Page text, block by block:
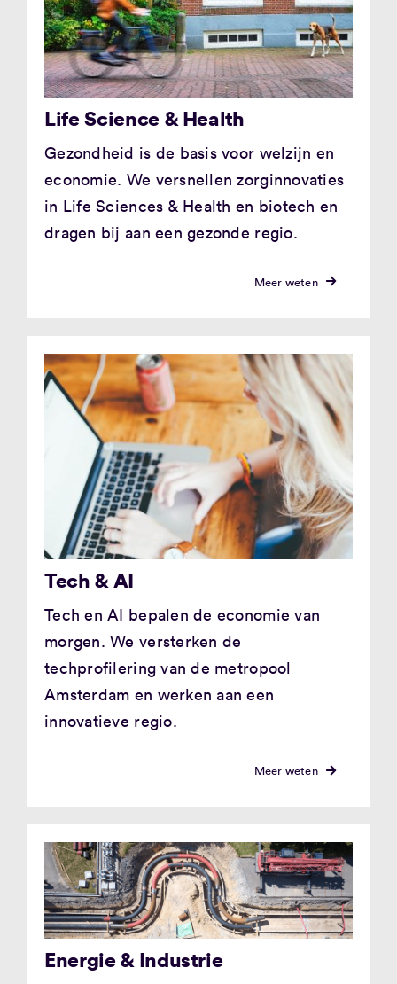
Life Science & Health
Gezondheid is de basis voor welzijn en
economie. We versnellen zorginnovaties
in Life Sciences & Health en biotech en
dragen bij aan een gezonde regio.
Meer weten
Tech & AI
Tech en AI bepalen de economie van
morgen. We versterken de
techprofilering van de metropool
Amsterdam en werken aan een
innovatieve regio.
Meer weten
Energie & Industrie